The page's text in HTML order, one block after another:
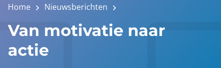
Home Nieuwsberichten
Van motivatie naar
actie